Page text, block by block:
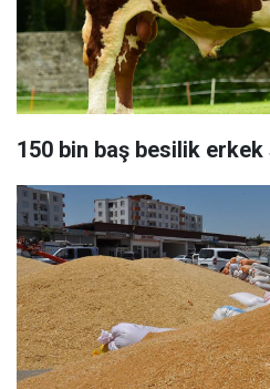
150 bin baş besilik erkek